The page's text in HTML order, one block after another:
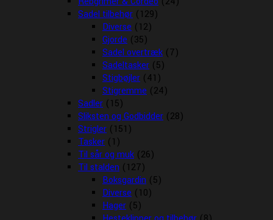
Sadel tilbehør (129)
Diverse (12)
Gjorde (35)
Sadel overtræk (7)
Sadeltasker (5)
Stigbøjler (41)
Stigremme (24)
Sadler (15)
Sliksten og Godbidder (28)
Strigler (151)
Tasker (1)
Til sår og muk (26)
Til stalden (127)
Boksgardin (5)
Diverse (10)
Hager (5)